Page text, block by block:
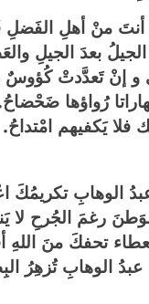
أنتَ منْ أهلِ
بعدَ الجيلِ
و إنْ تَعدَّدتْ كُؤوسٌ
رُواؤها
فلا يَكفيهم امْتداحُ.
الوهابِ تكريمُكَ
رغمَ الجُرحِ لا
تحفكَ منَ اللهِ
الوهابِ تُزهِرُ